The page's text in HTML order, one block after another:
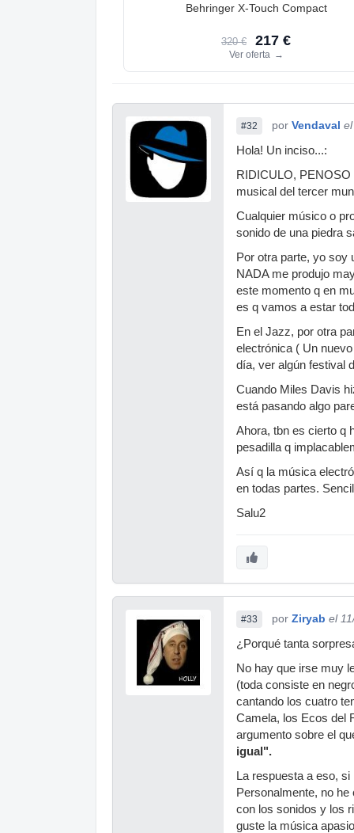
Behringer X-Touch Compact
320 € 217 €
Ver oferta →
#32 por Vendaval
Hola! Un inciso...:
RIDICULO, PENOSO
musical del tercer
Cualquier músico o
sonido de una piedra
Por otra parte, yo soy
NADA me produjo
este momento q en
es q vamos a estar
En el Jazz, por otra
electrónica ( Un
día, ver algún festival
Cuando Miles Davis
está pasando algo
Ahora, tbn es cierto q
pesadilla q
Así q la música
en todas partes.
Salu2
#33 por Ziryab el
¿Porqué tanta
No hay que irse muy
(toda consiste en
cantando los cuatro
Camela, los Ecos del
argumento sobre el
igual".
La respuesta a eso,
Personalmente, no
con los sonidos y los
guste la música